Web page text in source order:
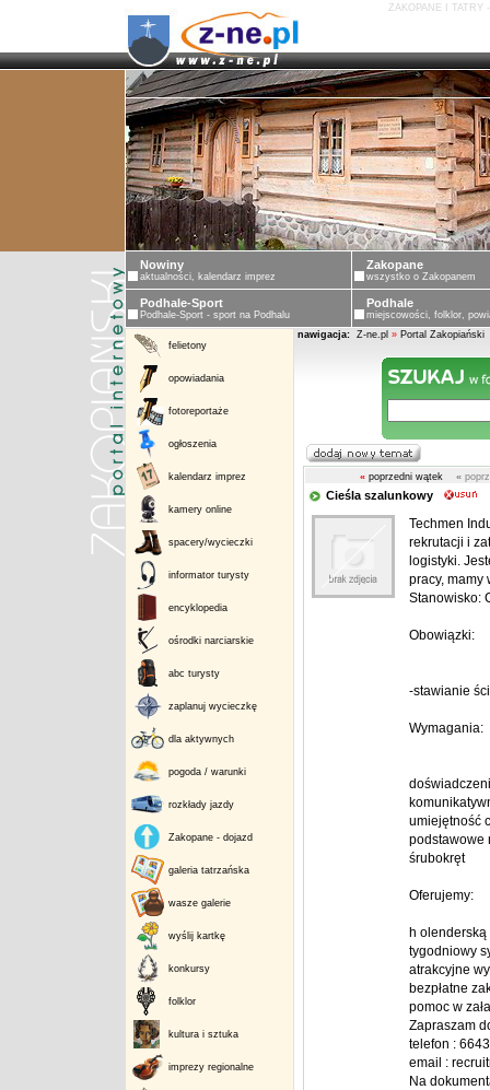
ZAKOPANE I TATRY
Nowiny
aktualności, kalendarz imprez
Zakopane
wszystko o Zakopanem
Podhale-Sport
Podhale-Sport - sport na Podhalu
Podhale
miejscowości, folklor,
felietony
opowiadania
fotoreportaże
ogłoszenia
kalendarz imprez
kamery online
spacery/wycieczki
informator turysty
encyklopedia
ośrodki narciarskie
abc turysty
zaplanuj wycieczkę
dla aktywnych
pogoda / warunki
rozkłady jazdy
Zakopane - dojazd
galeria tatrzańska
wasze galerie
wyślij kartkę
konkursy
folklor
kultura i sztuka
imprezy regionalne
nawigacja: Z-ne.pl » Portal Zakopiański
«poprzedni wątek «
Cieśla szalunkowy
Techmen
rekrutacji i
logistyki.
pracy, mamy
Stanowisko:
Obowiązki:
-stawianie
Wymagania:
umiejętność
podstawowe
śrubokręt
Oferujemy:
h
tygodniowy
atrakcyjne
bezpłatne
pomoc w
Zapraszam
telefon :
email :
Na